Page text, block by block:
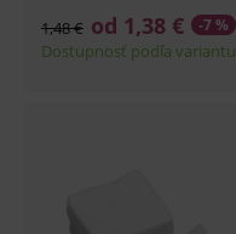
od 1,38 €
1,48 € -7 %
Dostupnosť podľa variantu